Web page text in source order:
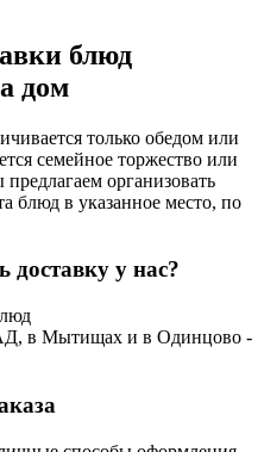
блюд
дом
только обедом или
семейное торжество или
организовать
блюд в указанное место, по
доставку у нас?
в Мытищах и в Одинцово -